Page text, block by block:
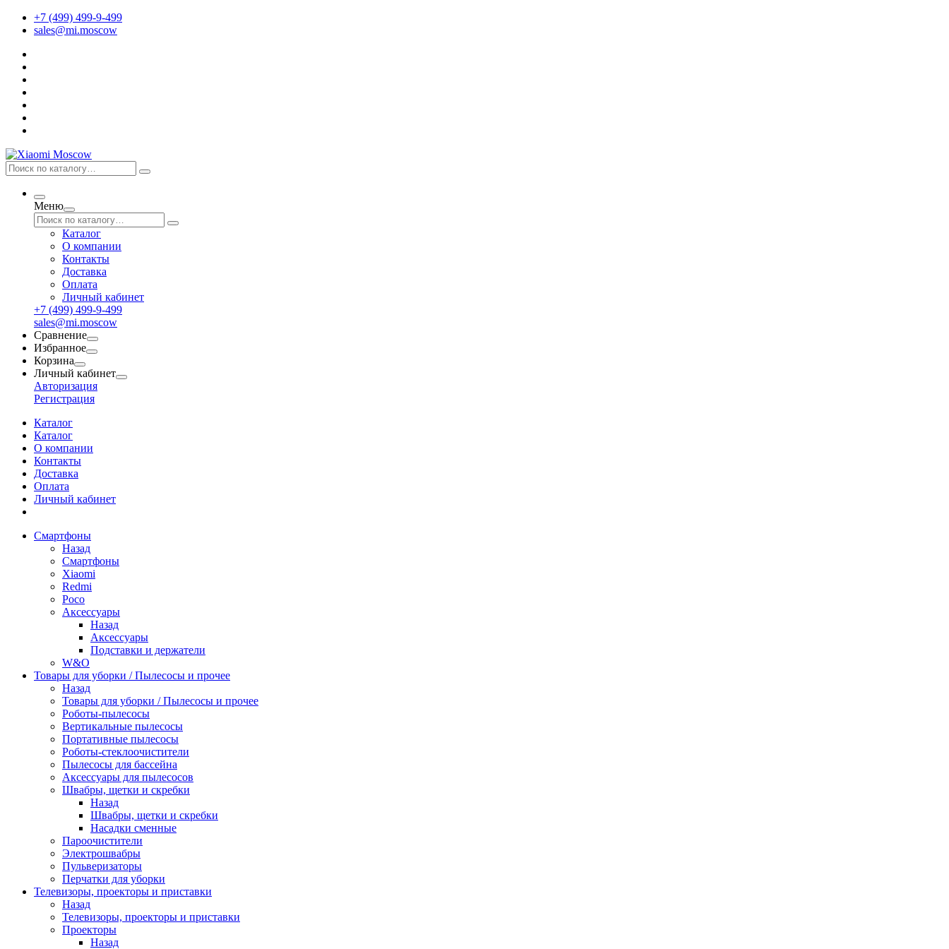
+7 (499) 499-9-499
sales@mi.moscow
Меню
Каталог
О компании
Контакты
Доставка
Оплата
Личный кабинет
+7 (499) 499-9-499
sales@mi.moscow
Сравнение
Избранное
Корзина
Личный кабинет
Авторизация
Регистрация
Каталог
Каталог
О компании
Контакты
Доставка
Оплата
Личный кабинет
Смартфоны
Назад
Смартфоны
Xiaomi
Redmi
Poco
Аксессуары
Назад
Аксессуары
Подставки и держатели
W&O
Товары для уборки / Пылесосы и прочее
Назад
Товары для уборки / Пылесосы и прочее
Роботы-пылесосы
Вертикальные пылесосы
Портативные пылесосы
Роботы-стеклоочистители
Пылесосы для бассейна
Аксессуары для пылесосов
Швабры, щетки и скребки
Назад
Швабры, щетки и скребки
Насадки сменные
Пароочистители
Электрошвабры
Пульверизаторы
Перчатки для уборки
Телевизоры, проекторы и приставки
Назад
Телевизоры, проекторы и приставки
Проекторы
Назад